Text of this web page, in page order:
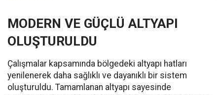
MODERN VE GÜÇLÜ ALTYAPI
OLUŞTURULDU
Çalışmalar kapsamında bölgedeki altyapı hatları
yenilenerek daha sağlıklı ve dayanıklı bir sistem
oluşturuldu. Tamamlanan altyapı sayesinde